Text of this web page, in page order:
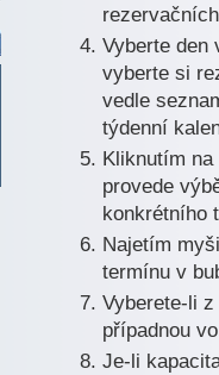
Vyberte den
vyberte si
vedle
týdenní
Kliknutím
provede
konkrétního
Najetím
termínu v
Vyberete-li
případnou
Je-li